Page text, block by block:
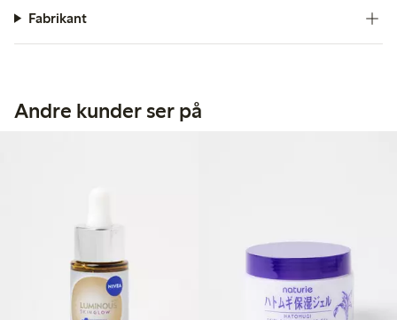
Fabrikant
Andre kunder ser på